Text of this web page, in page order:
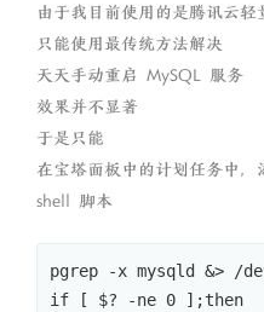
由于我目前使用的是腾讯云轻
只能使用最传统方法解决
天天手动重启 MySQL 服务
效果并不显著
于是只能
在宝塔面板中的计划任务中
shell 脚本
pgrep -x mysqld &> /
if [ $? -ne 0 ];then